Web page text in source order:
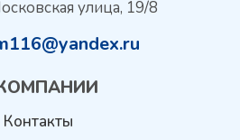
улица, 19/8
Контакты